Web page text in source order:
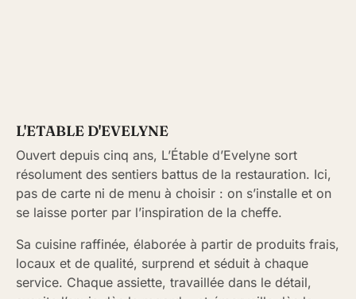
L'ETABLE D'EVELYNE
Ouvert depuis cinq ans, L’Étable d’Evelyne sort
résolument des sentiers battus de la restauration. Ici,
pas de carte ni de menu à choisir : on s’installe et on
se laisse porter par l’inspiration de la cheffe.
Sa cuisine raffinée, élaborée à partir de produits frais,
locaux et de qualité, surprend et séduit à chaque
service. Chaque assiette, travaillée dans le détail,